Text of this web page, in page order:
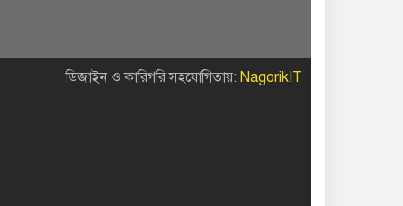
ডিজাইন ও কারিগরি সহযোগিতায়: NagorikIT